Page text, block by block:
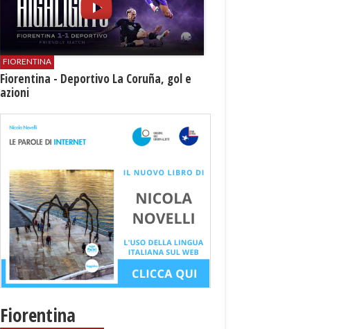
FIORENTINA
Fiorentina - Deportivo La Coruña, gol e
azioni
Fiorentina